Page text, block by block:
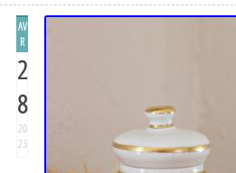
AV
R
2
8
20
23